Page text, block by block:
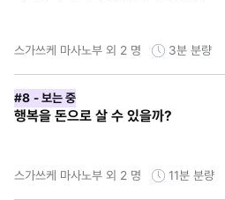
스가쓰케 마사노부 외 2 명 3분 분량
#8 - 보는 중
행복을 돈으로 살 수 있을까?
스가쓰케 마사노부 외 2 명 11분 분량